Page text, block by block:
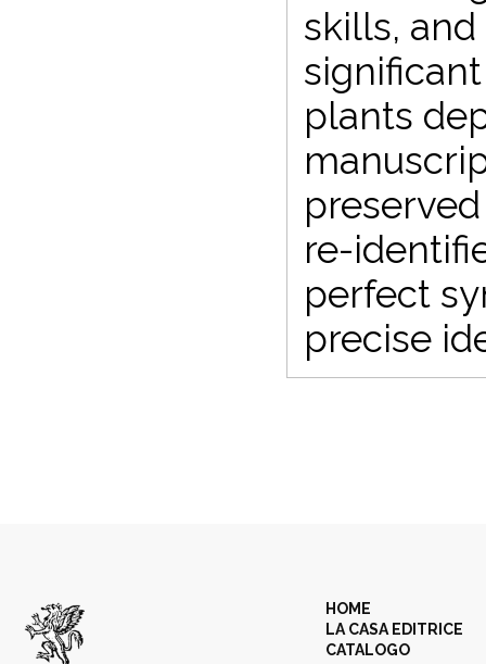
skills,
plants
re-
perfect
precise
HOME
LA CASA EDITRICE
CATALOGO